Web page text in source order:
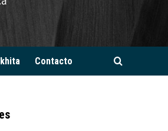
Contacto